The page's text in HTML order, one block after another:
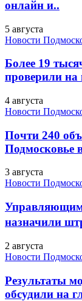
онлайн и..
5 августа
Новости
Более 19
проверили на
4 августа
Новости
Почти 240
Подмосковье
3 августа
Новости
назначили
2 августа
Новости
Результаты
обсудили на